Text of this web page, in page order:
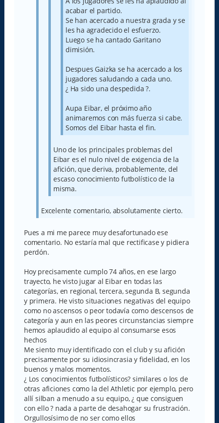
acabar el partido.
Se han acercado a nuestra grada y se
les ha agradecido el esfuerzo.
Luego se ha cantado Garitano
dimisión.
Despues Gaizka se ha acercado a los
jugadores saludando a cada uno.
¿ Ha sido una despedida ?.
Aupa Eibar, el próximo año
animaremos con más fuerza si cabe.
Somos del Eibar hasta el fin.
Uno de los principales problemas del
Eibar es el nulo nivel de exigencia de la
afición, que deriva, probablemente, del
escaso conocimiento futbolístico de la
misma.
Excelente comentario, absolutamente cierto.
Pues a mi me parece muy desafortunado ese
comentario. No estaría mal que rectificase y pidiera
perdón.
Hoy precisamente cumplo 74 años, en ese largo
trayecto, he visto jugar al Eibar en todas las
categorías, en regional, tercera, segunda B, segunda
y primera. He visto situaciones negativas del equipo
como no ascensos o peor todavía como descensos de
categoría y aun en las peores circunstancias siempre
hemos aplaudido al equipo al consumarse esos
hechos
Me siento muy identificado con el club y su afición
precisamente por su idiosincrasia y fidelidad, en los
buenos y malos momentos.
¿ Los conocimientos futbolísticos? similares o los de
otras aficiones como la del Athletic por ejemplo, pero
allí silban a menudo a su equipo, ¿ que consiguen
con ello ? nada a parte de desahogar su frustración.
Orgullosísimo de no ser como ellos